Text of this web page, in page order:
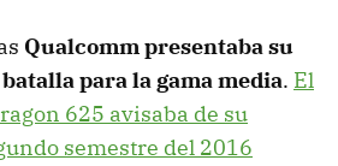
Qualcomm presentaba su
para la gama media. El
625 avisaba de su
semestre del 2016